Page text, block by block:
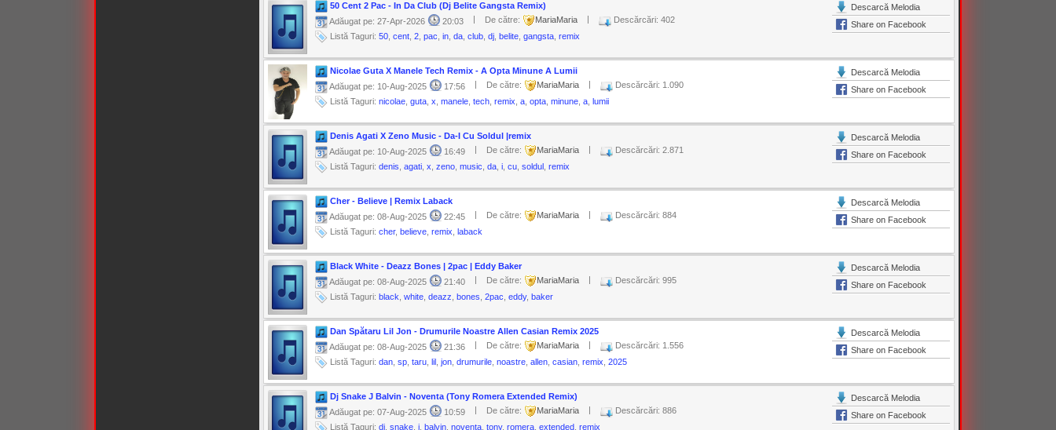
50 Cent 2 Pac - In Da Club (Dj Belite Gangsta Remix)
Adăugat pe: 27-Apr-2026
20:03 De către: MariaMaria
Descărcări: 402
Listă Taguri: 50 cent 2 pac in da club dj belite gangsta remix
Descarcă Melodia
Share on Facebook
Nicolae Guta X Manele Tech Remix - A Opta Minune A Lumii
Adăugat pe: 10-Aug-2025
17:56 De către: MariaMaria
Descărcări: 1.090
Listă Taguri: nicolae guta x manele tech remix a opta minune a lumii
Descarcă Melodia
Share on Facebook
Denis Agati X Zeno Music - Da-I Cu Soldul |remix
Adăugat pe: 10-Aug-2025
16:49 De către: MariaMaria
Descărcări: 2.871
Listă Taguri: denis agati x zeno music da i cu soldul remix
Descarcă Melodia
Share on Facebook
Cher - Believe | Remix Laback
Adăugat pe: 08-Aug-2025
22:45 De către: MariaMaria
Descărcări: 884
Listă Taguri: cher, believe remix laback
Descarcă Melodia
Share on Facebook
Black White - Deazz Bones | 2pac | Eddy Baker
Adăugat pe: 08-Aug-2025
21:40 De către: MariaMaria
Descărcări: 995
Listă Taguri: black white deazz bones 2pac eddy, baker
Descarcă Melodia
Share on Facebook
Dan Spătaru Lil Jon - Drumurile Noastre Allen Casian Remix 2025
Adăugat pe: 08-Aug-2025
21:36 De către: MariaMaria
Descărcări: 1.556
Listă Taguri: dan sp taru lil jon drumurile noastre allen casian remix 2025
Descarcă Melodia
Share on Facebook
Dj Snake J Balvin - Noventa (Tony Romera Extended Remix)
Adăugat pe: 07-Aug-2025
10:59 De către: MariaMaria
Descărcări: 886
Listă Taguri: dj snake j balvin noventa tony, romera extended remix
Descarcă Melodia
Share on Facebook